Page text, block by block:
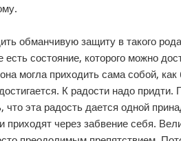
обманчивую защиту в такого
состояние, которого можно
могла приходить сама собой,
К радости надо
что эта радость дается одной
приходят через забвение себя.